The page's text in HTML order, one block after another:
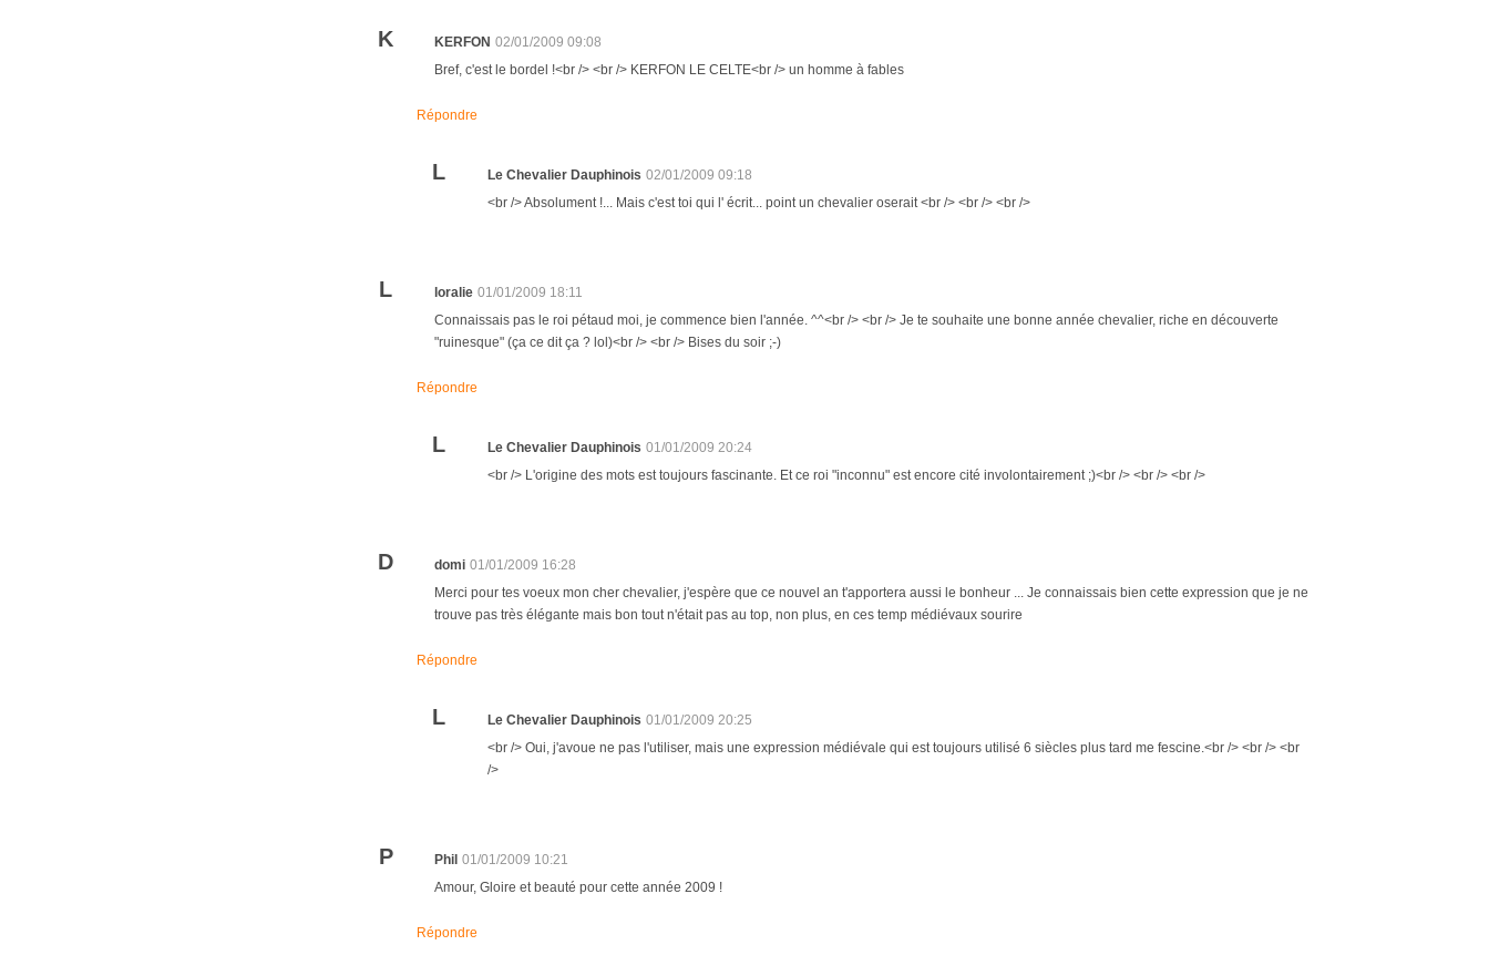
K KERFON 02/01/2009 09:08
Bref, c'est le bordel !<br /> <br /> KERFON LE CELTE<br /> un homme à fables
Répondre
L Le Chevalier Dauphinois 02/01/2009 09:18
<br /> Absolument !... Mais c'est toi qui l' écrit... point un chevalier oserait <br /> <br /> <br />
L loralie 01/01/2009 18:11
Connaissais pas le roi pétaud moi, je commence bien l'année. ^^<br /> <br /> Je te souhaite une bonne année chevalier, riche en découverte
"ruinesque" (ça ce dit ça ? lol)<br /> <br /> Bises du soir ;-)
Répondre
L Le Chevalier Dauphinois 01/01/2009 20:24
<br /> L'origine des mots est toujours fascinante. Et ce roi "inconnu" est encore cité involontairement ;)<br /> <br /> <br />
D domi 01/01/2009 16:28
Merci pour tes voeux mon cher chevalier, j'espère que ce nouvel an t'apportera aussi le bonheur ... Je connaissais bien cette expression que je ne
trouve pas très élégante mais bon tout n'était pas au top, non plus, en ces temp médiévaux sourire
Répondre
L Le Chevalier Dauphinois 01/01/2009 20:25
<br /> Oui, j'avoue ne pas l'utiliser, mais une expression médiévale qui est toujours utilisé 6 siècles plus tard me fescine.<br /> <br /> <br
/>
P Phil 01/01/2009 10:21
Amour, Gloire et beauté pour cette année 2009 !
Répondre